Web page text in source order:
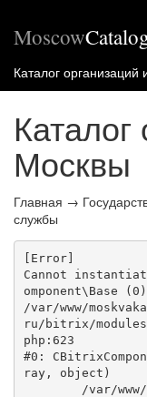
Moscow
Каталог
Каталог
Москвы
Главная →
службы
[Error]
Cannot
omponent\Base (0)
/var/www/
ru/bitrix/
php:623
#0:
ray, object)